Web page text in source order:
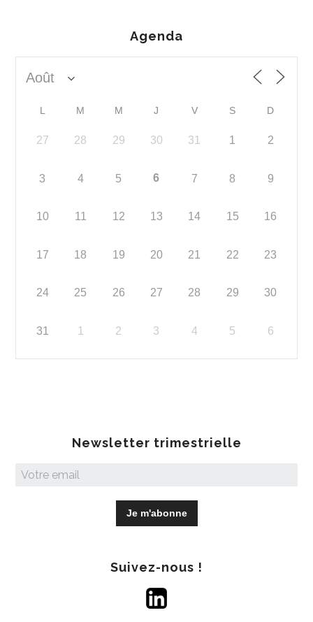
Agenda
L M M J V S D
27 28 29 30 31 1 2
3 4 5 6 7 8 9
10 11 12 13 14 15 16
17 18 19 20 21 22 23
24 25 26 27 28 29 30
31 1 2 3 4 5 6
Newsletter trimestrielle
Suivez-nous !